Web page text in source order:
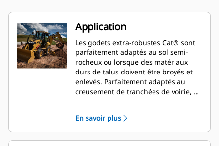
Application
Les godets extra-robustes Cat® sont
parfaitement adaptés au sol semi-
rocheux ou lorsque des matériaux
durs de talus doivent être broyés et
enlevés. Parfaitement adaptés au
creusement de tranchées de voirie, de
d'excavation en construction,
aménagements paysagers et travaux
de voirie.
En savoir plus